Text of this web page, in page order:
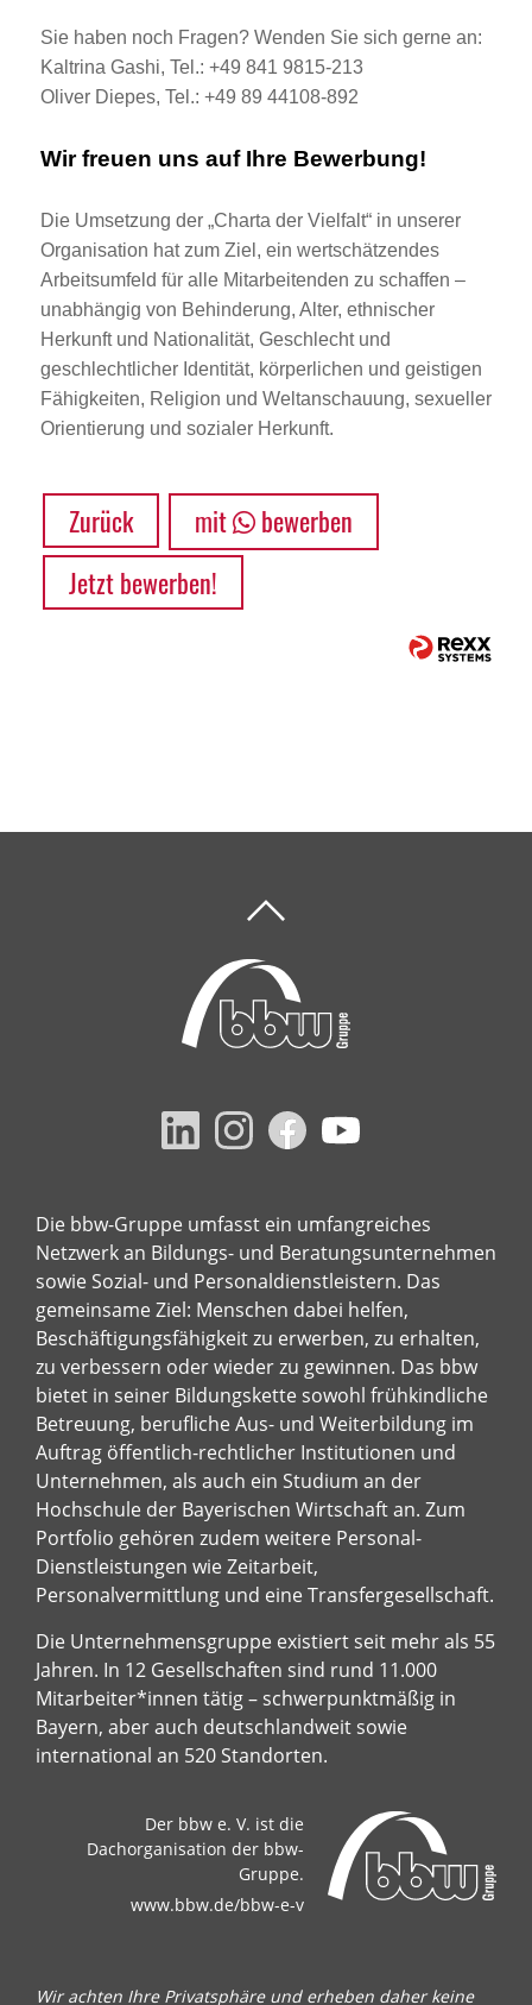
Sie haben noch Fragen? Wenden Sie sich gerne an:
Kaltrina Gashi, Tel.: +49 841 9815-213
Oliver Diepes, Tel.: +49 89 44108-892
Wir freuen uns auf Ihre Bewerbung!
Die Umsetzung der „Charta der Vielfalt“ in unserer
Organisation hat zum Ziel, ein wertschätzendes
Arbeitsumfeld für alle Mitarbeitenden zu schaffen –
unabhängig von Behinderung, Alter, ethnischer
Herkunft und Nationalität, Geschlecht und
geschlechtlicher Identität, körperlichen und geistigen
Fähigkeiten, Religion und Weltanschauung, sexueller
Orientierung und sozialer Herkunft.
Zurück mit
bewerben
Jetzt bewerben!
Die bbw-Gruppe umfasst ein umfangreiches
Netzwerk an Bildungs- und Beratungsunternehmen
sowie Sozial- und Personaldienstleistern. Das
gemeinsame Ziel: Menschen dabei helfen,
Beschäftigungsfähigkeit zu erwerben, zu erhalten,
zu verbessern oder wieder zu gewinnen. Das bbw
bietet in seiner Bildungskette sowohl frühkindliche
Betreuung, berufliche Aus- und Weiterbildung im
Auftrag öffentlich-rechtlicher Institutionen und
Unternehmen, als auch ein Studium an der
Hochschule der Bayerischen Wirtschaft an. Zum
Portfolio gehören zudem weitere Personal-
Dienstleistungen wie Zeitarbeit,
Personalvermittlung und eine Transfergesellschaft.
Die Unternehmensgruppe existiert seit mehr als 55
Jahren. In 12 Gesellschaften sind rund 11.000
Mitarbeiter*innen tätig – schwerpunktmäßig in
Bayern, aber auch deutschlandweit sowie
international an 520 Standorten.
Der bbw e. V. ist die
Dachorganisation der bbw-
Gruppe.
www.bbw.de/bbw-e-v
Wir achten Ihre Privatsphäre und erheben daher keine